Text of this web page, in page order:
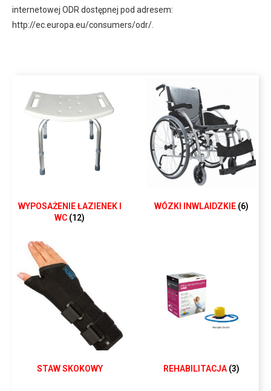
internetowej ODR dostępnej pod adresem:
http://ec.europa.eu/consumers/odr/.
WYPOSAŻENIE ŁAZIENEK I
WC (12)
WÓZKI INWLAIDZKIE (6)
STAW SKOKOWY REHABILITACJA (3)